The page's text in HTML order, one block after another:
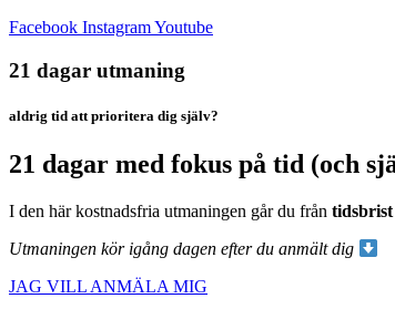
Facebook InstagramYoutube
21 dagar utmaning
aldrig tid att prioritera dig själv?
21 dagar med fokus på tid (och
I den här kostnadsfria utmaningen går du från
Utmaningen kör igång dagen efter du anmält dig
JAG VILL ANMÄLA MIG